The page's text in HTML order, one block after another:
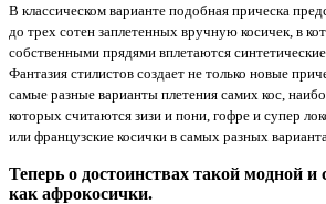
В классическом варианте подобная прическа
до трех сотен заплетенных вручную косичек, в
собственными прядями вплетаются синтетические
Фантазия стилистов создает не только новые
самые разные варианты плетения самих кос,
которых считаются зизи и пони, гофре и супер
или французские косички в самых разных
Теперь о достоинствах такой модной и
как афрокосички.